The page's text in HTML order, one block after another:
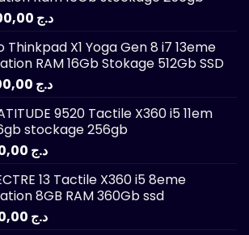
د.ج
Thinkpad X1 Yoga Gen 8 i7 13eme
RAM 16Gb Stokage 512Gb SSD
د.ج
9520 Tactile X360 i5 11em
stockage 256gb
د.ج
13 Tactile X360 i5 8eme
8GB RAM 360Gb ssd
د.ج